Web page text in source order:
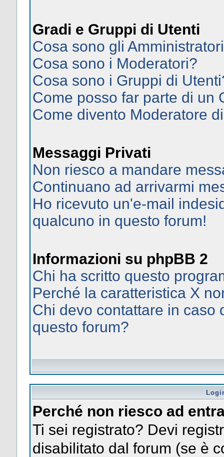
Gradi e Gruppi di Utenti
Cosa sono gli
Cosa sono i Moderatori?
Cosa sono i Gruppi di
Come posso far parte di un
Come divento Moderatore
Messaggi Privati
Non riesco a mandare
Continuano ad arrivarmi
Ho ricevuto un'e-mail
qualcuno in questo forum!
Informazioni su phpBB 2
Chi ha scritto questo
Perché la caratteristica X
Chi devo contattare in caso
questo forum?
Perché non riesco ad
Ti sei registrato? Devi
disabilitato dal forum (se è